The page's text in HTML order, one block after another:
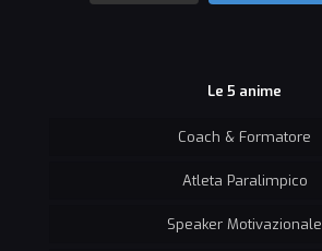
Le 5 anime
Coach & Formatore
Atleta Paralimpico
Speaker Motivazionale